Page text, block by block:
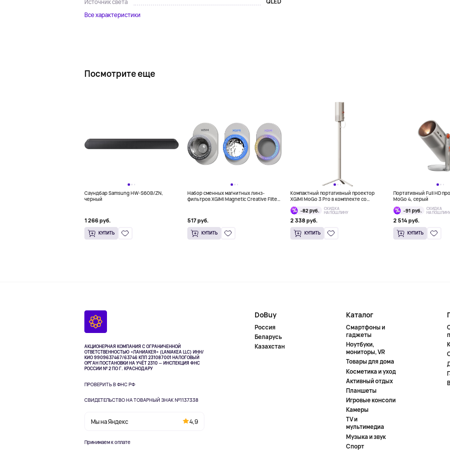
Источник света
Все характеристики
Посмотрите еще
Саундбар Samsung HW-S60B/ZN,
черный
1 266 руб.
КУПИТЬ
Набор сменных магнитных линз-
фильтров XGIMI Magnetic Creative Filter
517 руб.
КУПИТЬ
Компактный портативный проектор
XGIMI MoGo 3 Pro в комплекте со
штативом-аккумулятором XGIMI
PowerBase Stand
-82 руб.
СКИДКА
НА ПОШЛИНУ
2 338 руб.
КУПИТЬ
Портативный Full HD
MoGo 4, серый
-91 руб.
СКИДКА
НА
2 514 руб.
КУПИТЬ
АКЦИОНЕРНАЯ КОМПАНИЯ С ОГРАНИЧЕННОЙ
ОТВЕТСТВЕННОСТЬЮ «ЛАНИАКЕЯ» (LANIAKEA LLC) ИНН/
КИО 9909637467/63746 КПП 231087001НАЛОГОВЫЙ
ОРГАН ПОСТАНОВКИ НА УЧЁТ 2310 — ИНСПЕКЦИЯ ФНС
РОССИИ № 2 ПО Г. КРАСНОДАРУ
ПРОВЕРИТЬ В ФНС РФ
СВИДЕТЕЛЬСТВО НА ТОВАРНЫЙ ЗНАК №1137338
Мы на Яндекс 4,9
Принимаем к оплате
DoBuy
Россия
Беларусь
Казахстан
Каталог
Смартфоны и
гаджеты
Ноутбуки,
мониторы, VR
Товары для дома
Косметика и уход
Активный отдых
Планшеты
Игровые консоли
Камеры
TV и
мультимедиа
Музыка и звук
Спорт